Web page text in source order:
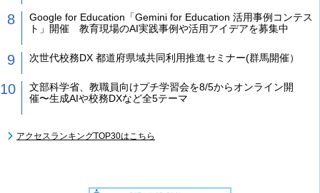
Google for Education「Gemini for Education 活用事例コンテス
ト」開催 教育現場のAI実践事例や活用アイデアを募集中
次世代校務DX 都道府県域共同利用推進セミナー(群馬開催）
文部科学省、教職員向けプチ学習会を8/5からオンライン開
催〜生成AIや校務DXなど全5テーマ
アクセスランキングTOP30はこちら